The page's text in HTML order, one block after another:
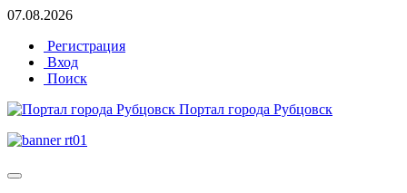
07.08.2026
Регистрация
Вход
Поиск
Портал города Рубцовск